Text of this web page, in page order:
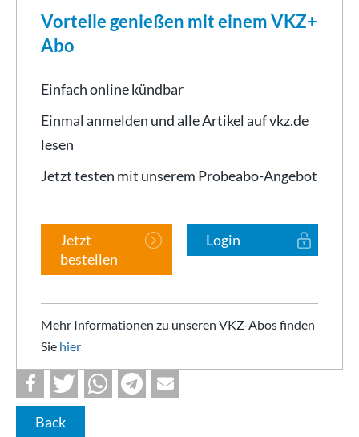
Vorteile genießen mit einem VKZ+
Abo
Einfach online kündbar
Einmal anmelden und alle Artikel auf vkz.de
lesen
Jetzt testen mit unserem Probeabo-Angebot
Jetzt
bestellen
Login
Mehr Informationen zu unseren VKZ-Abos finden
Sie hier
Back